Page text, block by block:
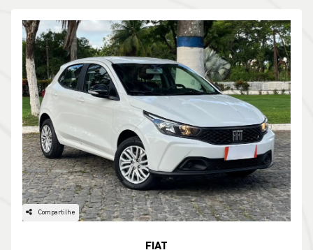
Compartilhe
FIAT